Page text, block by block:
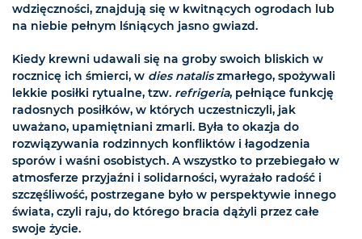
wdzięczności, znajdują się w kwitnących ogrodach lub
na niebie pełnym lśniących jasno gwiazd.
Kiedy krewni udawali się na groby swoich bliskich w
rocznicę ich śmierci, w dies nataliszmarłego, spożywali
lekkie posiłki rytualne, tzw. refrigeria, pełniące funkcję
radosnych posiłków, w których uczestniczyli, jak
uważano, upamiętniani zmarli. Była to okazja do
rozwiązywania rodzinnych konfliktów i łagodzenia
sporów i waśni osobistych. A wszystko to przebiegało w
atmosferze przyjaźni i solidarności, wyrażało radość i
szczęśliwość, postrzegane było w perspektywie innego
świata, czyli raju, do którego bracia dążyli przez całe
swoje życie.